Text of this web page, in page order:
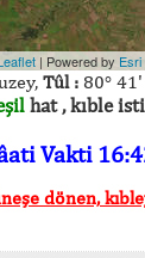
| Powered by Esri
Tûl : 80°
hat , kıble
Vakti
dönen,